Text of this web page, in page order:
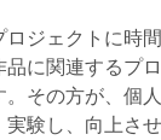
ロジェクトに時
に関連するプ
その方が、個
験し、向上さ